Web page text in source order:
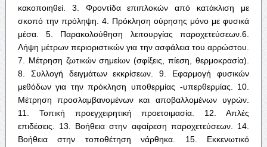
κακοποιηθεί. 3. Φροντίδα επιπλοκών από κατάκλιση με
σκοπό την πρόληψη. 4. Πρόκληση ούρησης μόνο με φυσικά
μέσα. 5. Παρακολούθηση λειτουργίας παροχετεύσεων.6.
Λήψη μέτρων περιοριστικών για την ασφάλεια του αρρώστου.
7. Μέτρηση ζωτικών σημείων (σφίξεις, πίεση, θερμοκρασία).
8. Συλλογή δειγμάτων εκκρίσεων. 9. Εφαρμογή φυσικών
μεθόδων για την πρόκληση υποθερμίας -υπερθερμίας. 10.
Μέτρηση προσλαμβανομένων και αποβαλλομένων υγρών.
11. Τοπική προεγχειρητική προετοιμασία. 12. Απλές
επιδέσεις. 13. Βοήθεια στην αφαίρεση παροχετεύσεων. 14.
Βοήθεια στην τοποθέτηση νάρθηκα. 15. Εκκενωτικό